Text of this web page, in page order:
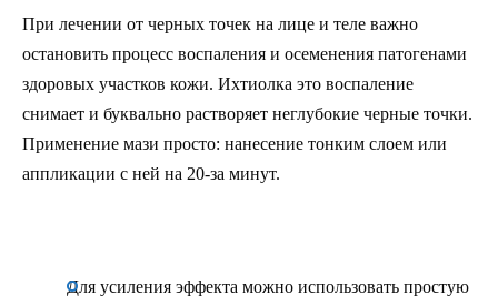
При лечении от черных точек на лице и теле важно
остановить процесс воспаления и осеменения патогенами
здоровых участков кожи. Ихтиолка это воспаление
снимает и буквально растворяет неглубокие черные точки.
Применение мази просто: нанесение тонким слоем или
аппликации с ней на 20-за минут.
Для усиления эффекта можно использовать простую